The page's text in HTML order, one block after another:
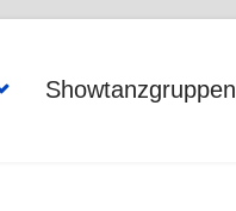
Showtanzgruppen